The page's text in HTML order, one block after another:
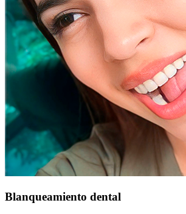
Blanqueamiento dental